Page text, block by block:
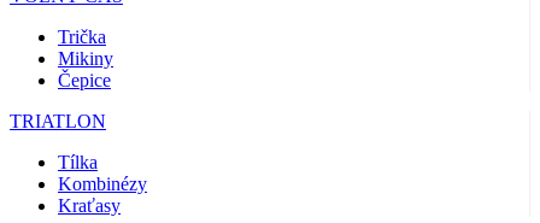
Trička
Mikiny
Čepice
TRIATLON
Tílka
Kombinézy
Kraťasy